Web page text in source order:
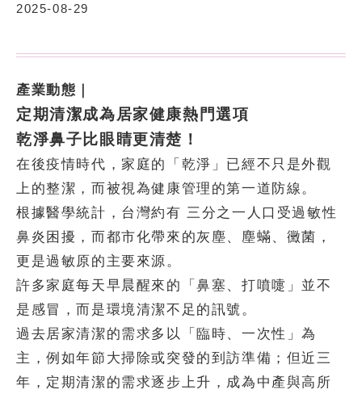
2025-08-29
產業動態｜
定期清潔成為居家健康熱門選項
乾淨鼻子比眼睛更清楚！
在後疫情時代，家庭的「乾淨」已經不只是外觀
上的整潔，而被視為健康管理的第一道防線。
根據醫學統計，台灣約有 三分之一人口受過敏性
鼻炎困擾，而都市化帶來的灰塵、塵蟎、黴菌，
更是過敏原的主要來源。
許多家庭每天早晨醒來的「鼻塞、打噴嚏」並不
是感冒，而是環境清潔不足的訊號。
過去居家清潔的需求多以「臨時、一次性」為
主，例如年節大掃除或突發的到訪準備；但近三
年，定期清潔的需求逐步上升，成為中產與高所